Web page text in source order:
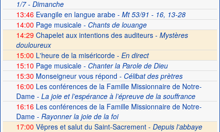
1/7 - Dimanche
13:46Evangile en langue arabe- Mt 53/91 - 16, 13-28
14:00 Page musicale- Chants de louange
14:29 Chapelet aux intentions des auditeurs - Mystères
douloureux
15:00 L'heure de la miséricorde - En direct
15:10 Page musicale- Chanter la Parole de Dieu
15:30 Monseigneur vous répond - Célibat des prètres
16:00 Les conférences de la Famille Missionnaire de Notre-
Dame- La joie et l’espérance à l’épreuve de la souffrance
16:16Les conférences de la Famille Missionnaire de Notre-
Dame- Rayonner la joie de la foi
17:00 Vêpres et salut du Saint-Sacrement - Depuis l'abbaye